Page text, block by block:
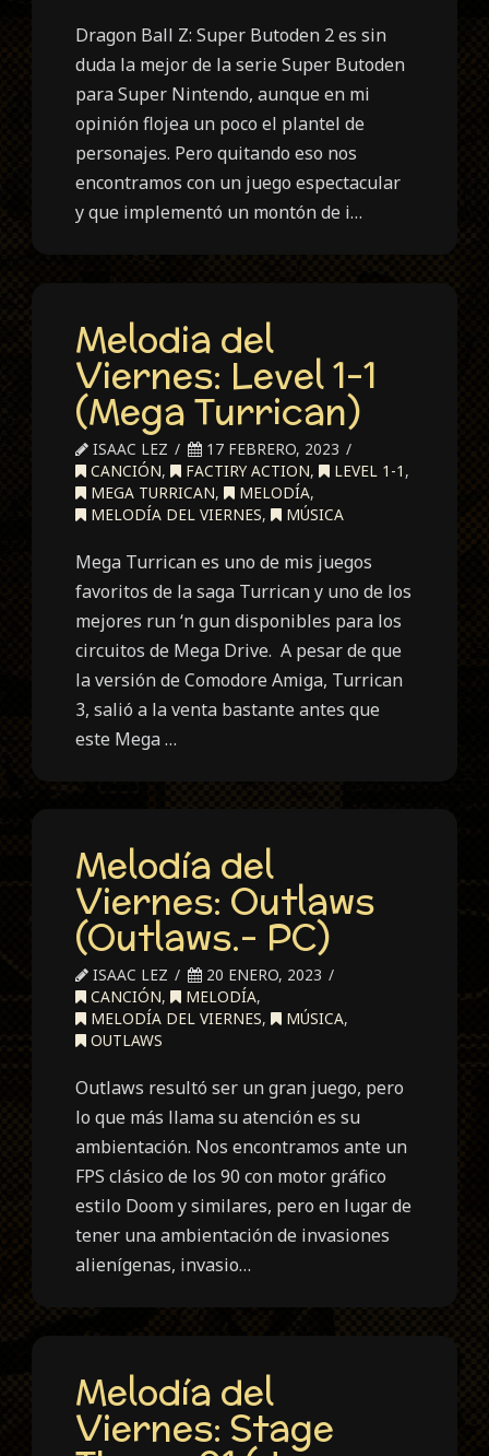
Dragon Ball Z: Super Butoden 2 es sin
duda la mejor de la serie Super Butoden
para Super Nintendo, aunque en mi
opinión flojea un poco el plantel de
personajes. Pero quitando eso nos
encontramos con un juego espectacular
y que implementó un montón de i…
Melodia del
Viernes: Level 1-1
(Mega Turrican)
ISAAC LEZ
17 FEBRERO, 2023
CANCIÓN, FACTIRY ACTION, LEVEL 1-1 ,
MEGA TURRICAN, MELODÍA,
MELODÍA DEL VIERNES, MÚSICA
Mega Turrican es uno de mis juegos
favoritos de la saga Turrican y uno de los
mejores run ‘n gun disponibles para los
circuitos de Mega Drive. A pesar de que
la versión de Comodore Amiga, Turrican
3, salió a la venta bastante antes que
este Mega …
Melodía del
Viernes: Outlaws
(Outlaws.- PC)
ISAAC LEZ
20 ENERO, 2023
CANCIÓN, MELODÍA,
MELODÍA DEL VIERNES, MÚSICA,
OUTLAWS
Outlaws resultó ser un gran juego, pero
lo que más llama su atención es su
ambientación. Nos encontramos ante un
FPS clásico de los 90 con motor gráfico
estilo Doom y similares, pero en lugar de
tener una ambientación de invasiones
alienígenas, invasio…
Melodía del
Viernes: Stage